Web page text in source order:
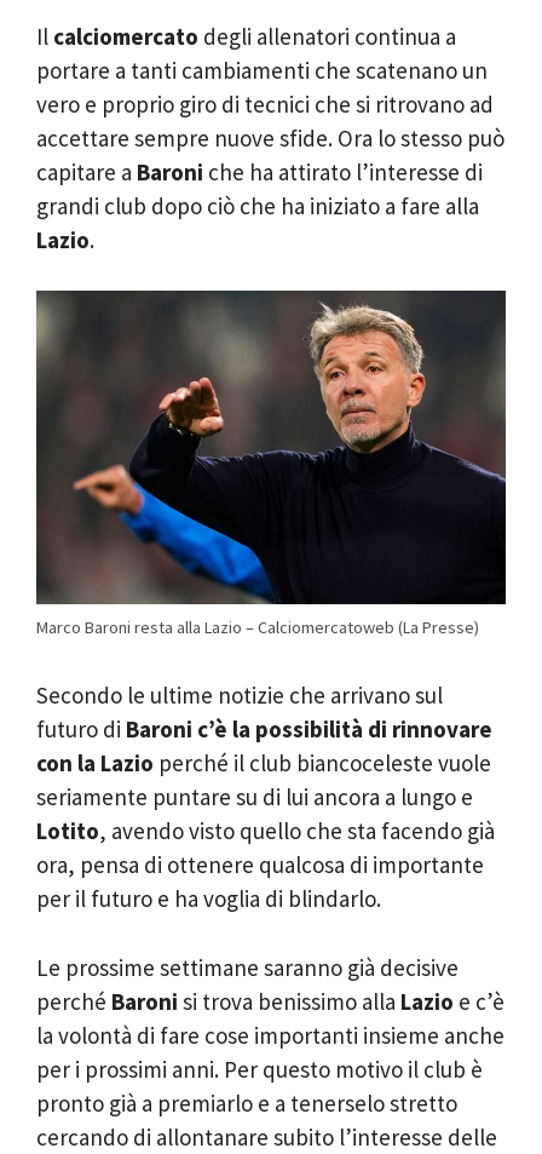
Il calciomercato degli allenatori continua a
portare a tanti cambiamenti che scatenano un
vero e proprio giro di tecnici che si ritrovano ad
accettare sempre nuove sfide. Ora lo stesso può
capitare a Baroni che ha attirato l’interesse di
grandi club dopo ciò che ha iniziato a fare alla
Lazio.
Marco Baroni resta alla Lazio – Calciomercatoweb (La Presse)
Secondo le ultime notizie che arrivano sul
futuro di Baroni c’è la possibilità di rinnovare
con la Lazio perché il club biancoceleste vuole
seriamente puntare su di lui ancora a lungo e
Lotito, avendo visto quello che sta facendo già
ora, pensa di ottenere qualcosa di importante
per il futuro e ha voglia di blindarlo.
Le prossime settimane saranno già decisive
perché Baroni si trova benissimo alla Lazio e c’è
la volontà di fare cose importanti insieme anche
per i prossimi anni. Per questo motivo il club è
pronto già a premiarlo e a tenerselo stretto
cercando di allontanare subito l’interesse delle